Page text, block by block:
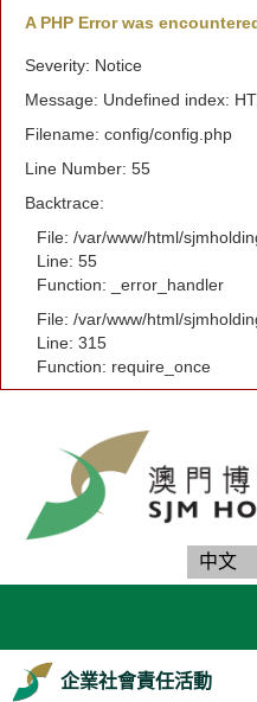
A PHP Error was
Severity: Notice
Message: Undefined index:
Filename: config/config.php
Line Number: 55
Backtrace:
File: /var/www/html/
Line: 55
Function: _error_handler
File: /var/www/html/
Line: 315
Function: require_once
中文
企業社會責任活動